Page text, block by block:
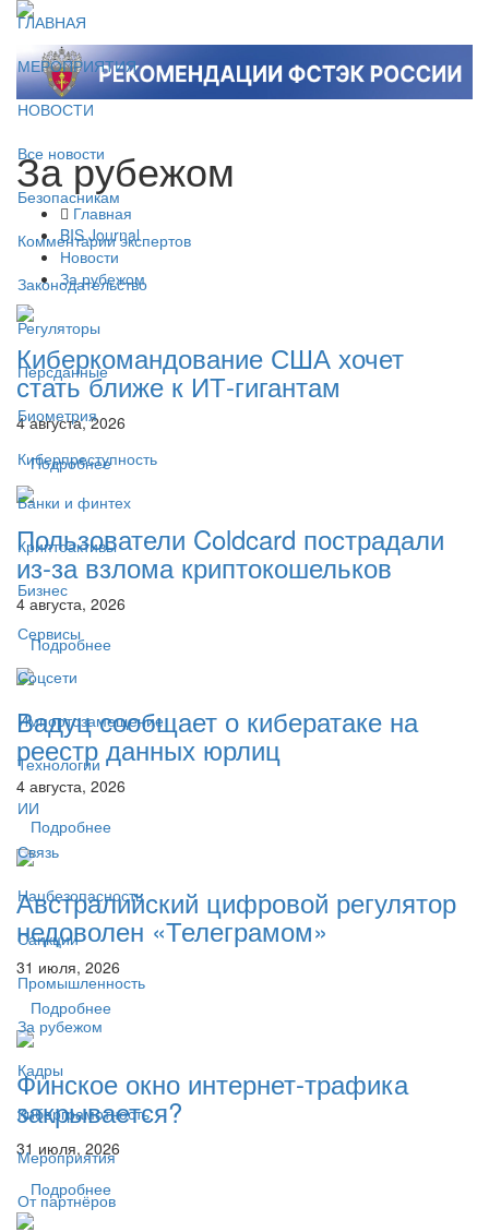
ГЛАВНАЯ
МЕРОПРИЯТИЯ
НОВОСТИ
Все новости
Безопасникам
Комментарии экспертов
Законодательство
Регуляторы
Персданные
Биометрия
Киберпреступность
Банки и финтех
Криптоактивы
Бизнес
Сервисы
Соцсети
Импортозамещение
Технологии
ИИ
Связь
Нацбезопасность
Санкции
Промышленность
За рубежом
Кадры
Киберграмотность
Мероприятия
От партнёров
За рубежом
Главная
BIS Journal
Новости
За рубежом
Киберкомандование США хочет
стать ближе к ИТ-гигантам
4 августа, 2026
Подробнее
Пользователи Coldcard пострадали
из-за взлома криптокошельков
4 августа, 2026
Подробнее
Вадуц сообщает о кибератаке на
реестр данных юрлиц
4 августа, 2026
Подробнее
Австралийский цифровой регулятор
недоволен «Телеграмом»
31 июля, 2026
Подробнее
Финское окно интернет-трафика
закрывается?
31 июля, 2026
Подробнее